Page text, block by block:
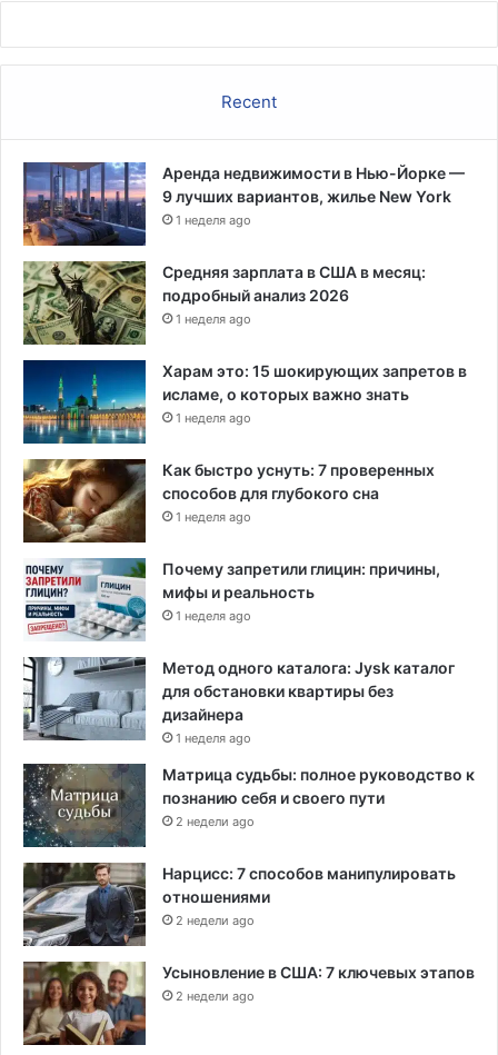
Recent
Аренда недвижимости в Нью-Йорке —
9 лучших вариантов, жилье New York
1 неделя ago
Средняя зарплата в США в месяц:
подробный анализ 2026
1 неделя ago
Харам это: 15 шокирующих запретов в
исламе, о которых важно знать
1 неделя ago
Как быстро уснуть: 7 проверенных
способов для глубокого сна
1 неделя ago
Почему запретили глицин: причины,
мифы и реальность
1 неделя ago
Метод одного каталога: Jysk каталог
для обстановки квартиры без
дизайнера
1 неделя ago
Матрица судьбы: полное руководство к
познанию себя и своего пути
2 недели ago
Нарцисс: 7 способов манипулировать
отношениями
2 недели ago
Усыновление в США: 7 ключевых этапов
2 недели ago